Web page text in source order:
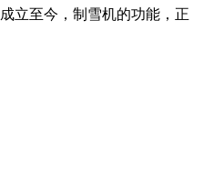
立至今，制雪机的功能，正